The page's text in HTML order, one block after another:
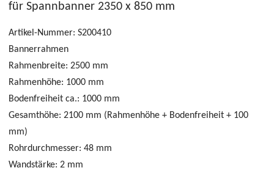
für Spannbanner 2350 x 850 mm
Artikel-Nummer: S200410
Bannerrahmen
Rahmenbreite: 2500 mm
Rahmenhöhe: 1000 mm
Bodenfreiheit ca.: 1000 mm
Gesamthöhe: 2100 mm (Rahmenhöhe + Bodenfreiheit + 100
mm)
Rohrdurchmesser: 48 mm
Wandstärke: 2 mm